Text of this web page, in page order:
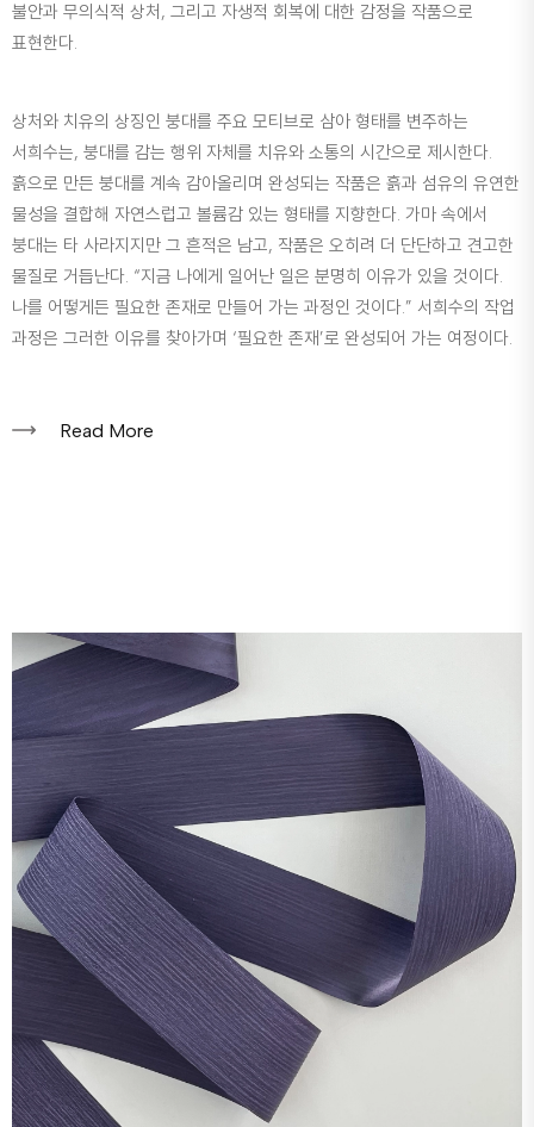
불안과 무의식적 상처, 그리고 자생적 회복에 대한 감정을 작품으로
표현한다.
상처와 치유의 상징인 붕대를 주요 모티브로 삼아 형태를 변주하는
서희수는, 붕대를 감는 행위 자체를 치유와 소통의 시간으로 제시한다.
흙으로 만든 붕대를 계속 감아올리며 완성되는 작품은 흙과 섬유의 유연한
물성을 결합해 자연스럽고 볼륨감 있는 형태를 지향한다. 가마 속에서
붕대는 타 사라지지만 그 흔적은 남고, 작품은 오히려 더 단단하고 견고한
물질로 거듭난다. “지금 나에게 일어난 일은 분명히 이유가 있을 것이다.
나를 어떻게든 필요한 존재로 만들어 가는 과정인 것이다.” 서희수의 작업
과정은 그러한 이유를 찾아가며 ‘필요한 존재’로 완성되어 가는 여정이다.
Read More